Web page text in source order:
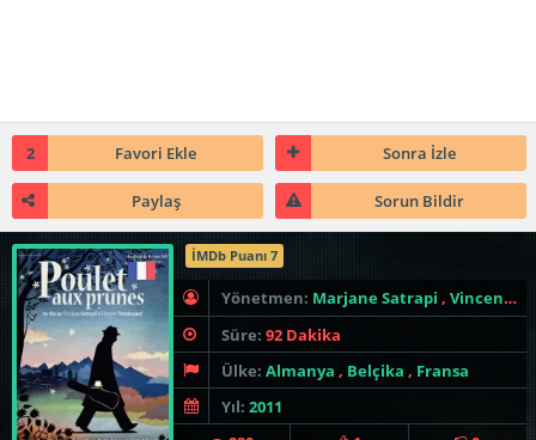
2 Favori Ekle Sonra İzle
Paylaş Sorun Bildir
İMDb Puanı 7
Yönetmen: Marjane Satrapi , Vincent Paronnaud
Süre: 92 Dakika
Ülke: Almanya , Belçika , Fransa
Yıl: 2011